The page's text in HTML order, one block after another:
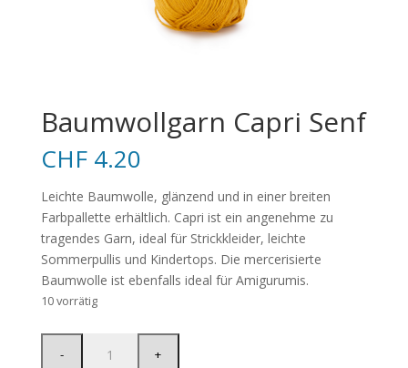
Baumwollgarn Capri Senf
CHF4.20
Leichte Baumwolle, glänzend und in einer breiten
Farbpallette erhältlich. Capri ist ein angenehme zu
tragendes Garn, ideal für Strickkleider, leichte
Sommerpullis und Kindertops. Die mercerisierte
Baumwolle ist ebenfalls ideal für Amigurumis.
10 vorrätig